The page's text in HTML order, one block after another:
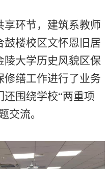
享环节，建筑系教师
鼓楼校区文怀恩旧居
陵大学历史风貌区保
修缮工作进行了业务
还围绕学校“两重项
交流。